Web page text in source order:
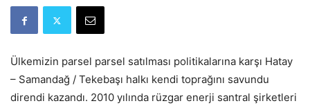
Ülkemizin parsel parsel satılması politikalarına karşı Hatay
– Samandağ / Tekebaşı halkı kendi toprağını savundu
direndi kazandı. 2010 yılında rüzgar enerji santral şirketleri